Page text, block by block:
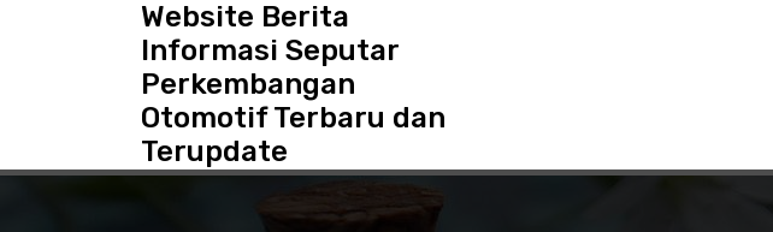
c
Website Berita
Informasi Seputar
Perkembangan
Otomotif Terbaru dan
Terupdate